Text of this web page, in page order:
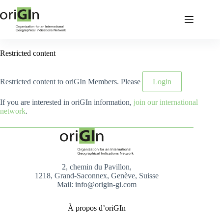
Restricted content
Restricted content to oriGIn Members. Please Login
If you are interested in oriGIn information, join our international
network.
2, chemin du Pavillon,
1218, Grand-Saconnex, Genève, Suisse
Mail: info@origin-gi.com
À propos d’oriGIn